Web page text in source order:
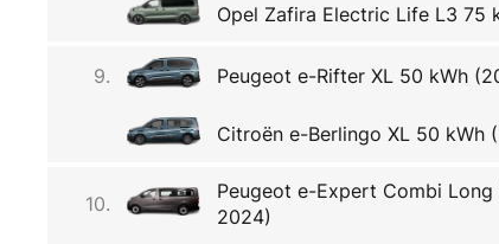
Opel Zafira Electric Life L3 75
9. Peugeot e-Rifter XL 50 kWh
Citroën e-Berlingo XL 50 kWh
10.
Peugeot e-Expert Combi
2024)